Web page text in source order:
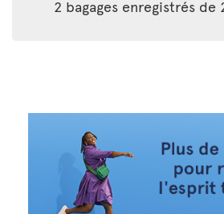
2 bagages enregistrés de